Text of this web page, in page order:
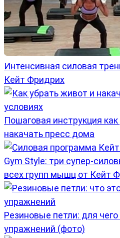
Интенсивная силовая
Кейт Фридрих
Пошаговая инструкция
накачать пресс дома
Gym Style: три супер-
всех групп мышц от Кейт
Резиновые петли: для
упражнений (фото)